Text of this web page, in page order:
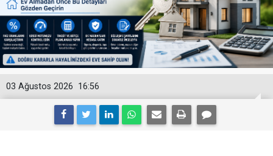
16:56
03 Ağustos 2026